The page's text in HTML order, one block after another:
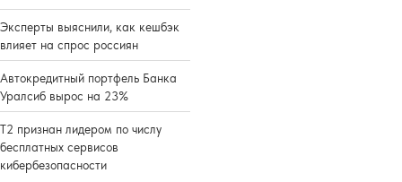
Эксперты выяснили, как кешбэк
влияет на спрос россиян
Автокредитный портфель Банка
Уралсиб вырос на 23%
Т2 признан лидером по числу
бесплатных сервисов
кибербезопасности